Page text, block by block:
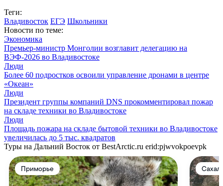
Теги:
Владивосток ЕГЭ Школьники
Новости по теме:
Экономика
Премьер-министр Монголии возглавит делегацию на
ВЭФ‑2026 во Владивостоке
Люди
Более 60 подростков освоили управление дронами в центре
«Океан»
Люди
Президент группы компаний DNS прокомментировал пожар
на складе техники во Владивостоке
Люди
Площадь пожара на складе бытовой техники во Владивостоке
увеличилась до 5 тыс. квадратов
Туры на Дальний Восток от BestArctic.ru erid:pjwvokpoevpk